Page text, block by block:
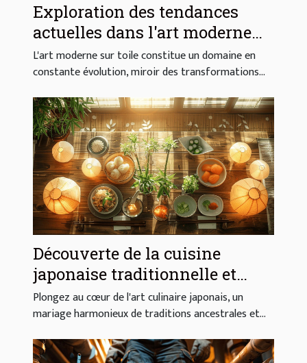
Exploration des tendances
actuelles dans l'art moderne
sur toile
L'art moderne sur toile constitue un domaine en
constante évolution, miroir des transformations...
Découverte de la cuisine
japonaise traditionnelle et
moderne
Plongez au cœur de l'art culinaire japonais, un
mariage harmonieux de traditions ancestrales et...